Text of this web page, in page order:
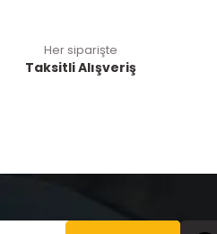
Her siparişte
Taksitli Alışveriş